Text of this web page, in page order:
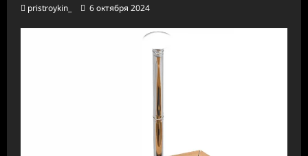
pristroykin_ 6 октября 2024